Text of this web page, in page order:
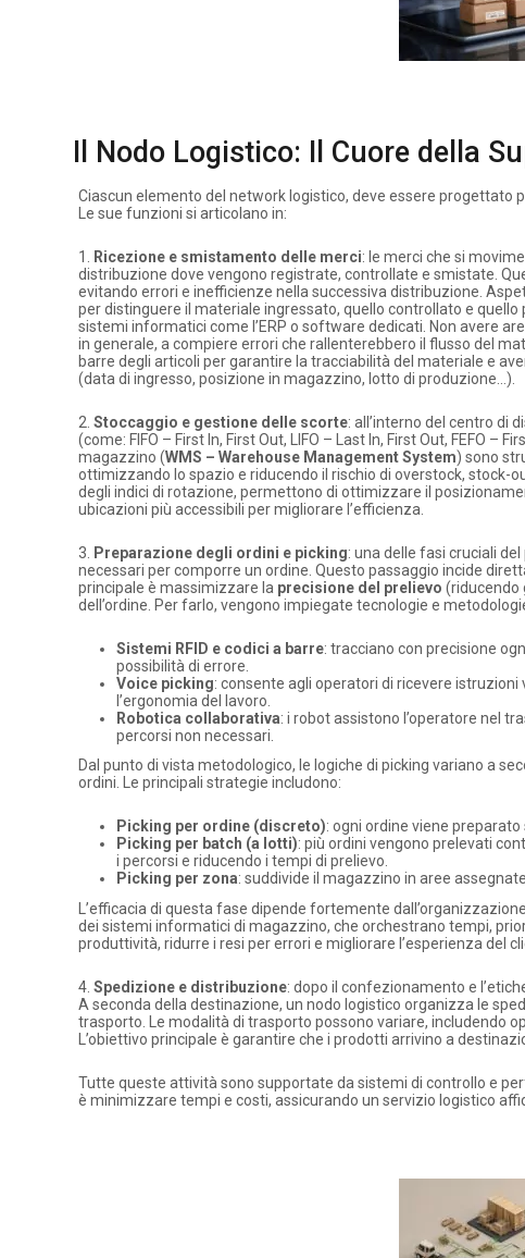
Il Nodo Logistico: Il Cuore della
Ciascun elemento del network logistico, deve essere progettato
Le sue funzioni si articolano in:
1. Ricezione e smistamento delle merci: le merci che si
distribuzione dove vengono registrate, controllate e smistate.
evitando errori e inefficienze nella successiva distribuzione.
per distinguere il materiale ingressato, quello controllato e
sistemi informatici come l’ERP o software dedicati. Non avere
in generale, a compiere errori che rallenterebbero il flusso del
barre degli articoli per garantire la tracciabilità del materiale e
(data di ingresso, posizione in magazzino, lotto di produzione…).
2. Stoccaggio e gestione delle scorte: all’interno del centro di
(come: FIFO – First In, First Out, LIFO – Last In, First Out, FEFO
magazzino (WMS – Warehouse Management System) sono
ottimizzando lo spazio e riducendo il rischio di overstock, stock-
degli indici di rotazione, permettono di ottimizzare il
ubicazioni più accessibili per migliorare l’efficienza.
3. Preparazione degli ordini e picking: una delle fasi cruciali
necessari per comporre un ordine. Questo passaggio incide
principale è massimizzare la precisione del prelievo (riducendo
dell’ordine. Per farlo, vengono impiegate tecnologie e
Sistemi RFID e codici a barre: tracciano con precisione
possibilità di errore.
Voice picking: consente agli operatori di ricevere
l’ergonomia del lavoro.
Robotica collaborativa: i robot assistono l’operatore nel
percorsi non necessari.
Dal punto di vista metodologico, le logiche di picking variano a
ordini. Le principali strategie includono:
Picking per ordine (discreto): ogni ordine viene
Picking per batch (a lotti): più ordini vengono prelevati
i percorsi e riducendo i tempi di prelievo.
Picking per zona: suddivide il magazzino in aree
L’efficacia di questa fase dipende fortemente
dei sistemi informatici di magazzino, che orchestrano tempi,
produttività, ridurre i resi per errori e migliorare l’esperienza del
4. Spedizione e distribuzione: dopo il confezionamento e
A seconda della destinazione, un nodo logistico organizza le
trasporto. Le modalità di trasporto possono variare, includendo
L’obiettivo principale è garantire che i prodotti arrivino a
Tutte queste attività sono supportate da sistemi di controllo e
è minimizzare tempi e costi, assicurando un servizio logistico